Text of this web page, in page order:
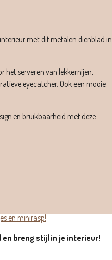
met dit metalen dienblad in
het serveren van lekkernijen,
eyecatcher. Ook een mooie
en bruikbaarheid met deze
en minirasp!
en breng stijl in je interieur!